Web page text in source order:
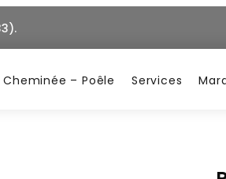
Cheminée – Poêle Services